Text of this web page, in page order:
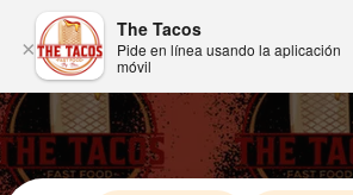
×
The Tacos
Pide en línea usando la aplicación
móvil